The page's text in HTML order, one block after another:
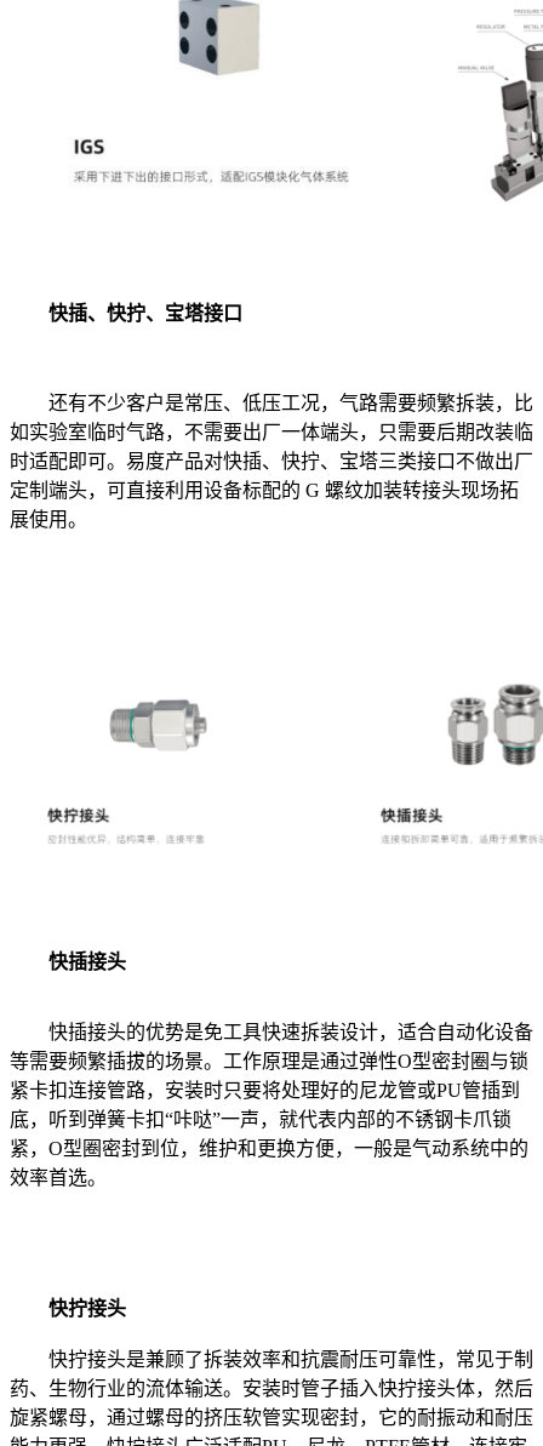
快插、快拧、宝塔接口
还有不少客户是常压、低压工况，气路需要频繁拆装，比
如实验室临时气路，不需要出厂一体端头，只需要后期改装临
时适配即可。易度产品对快插、快拧、宝塔三类接口不做出厂
定制端头，可直接利用设备标配的 G 螺纹加装转接头现场拓
展使用。
快插接头
快插接头的优势是免工具快速拆装设计，适合自动化设备
等需要频繁插拔的场景。工作原理是通过弹性O型密封圈与锁
紧卡扣连接管路，安装时只要将处理好的尼龙管或PU管插到
底，听到弹簧卡扣“咔哒”一声，就代表内部的不锈钢卡爪锁
紧，O型圈密封到位，维护和更换方便，一般是气动系统中的
效率首选。
快拧接头
快拧接头是兼顾了拆装效率和抗震耐压可靠性，常见于制
药、生物行业的流体输送。安装时管子插入快拧接头体，然后
旋紧螺母，通过螺母的挤压软管实现密封，它的耐振动和耐压